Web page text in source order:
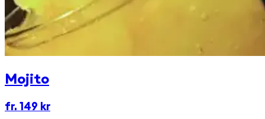
Mojito
fr. 149 kr